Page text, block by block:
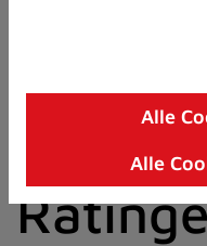
8)
I)
der
Alle
Alle